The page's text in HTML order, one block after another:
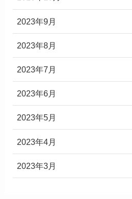
2023年9月
2023年8月
2023年7月
2023年6月
2023年5月
2023年4月
2023年3月